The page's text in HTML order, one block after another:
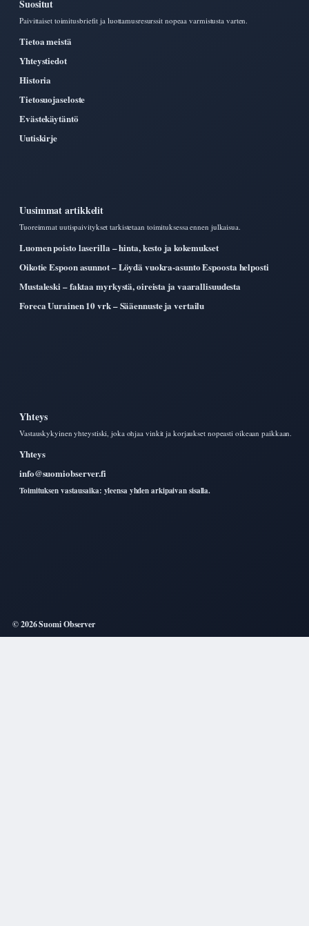
Suositut
Paivittaiset toimitusbriefit ja luottamusresurssit nopeaa varmistusta varten.
Tietoa meistä
Yhteystiedot
Historia
Tietosuojaseloste
Evästekäytäntö
Uutiskirje
Uusimmat artikkelit
Tuoreimmat uutispaivitykset tarkistetaan toimituksessa ennen julkaisua.
Luomen poisto laserilla – hinta, kesto ja kokemukset
Oikotie Espoon asunnot – Löydä vuokra-asunto Espoosta helposti
Mustaleski – faktaa myrkystä, oireista ja vaarallisuudesta
Foreca Uurainen 10 vrk – Sääennuste ja vertailu
Yhteys
Vastauskykyinen yhteystiski, joka ohjaa vinkit ja korjaukset nopeasti oikeaan paikkaan.
Yhteys
info@suomiobserver.fi
Toimituksen vastausaika: yleensa yhden arkipaivan sisalla.
© 2026 Suomi Observer